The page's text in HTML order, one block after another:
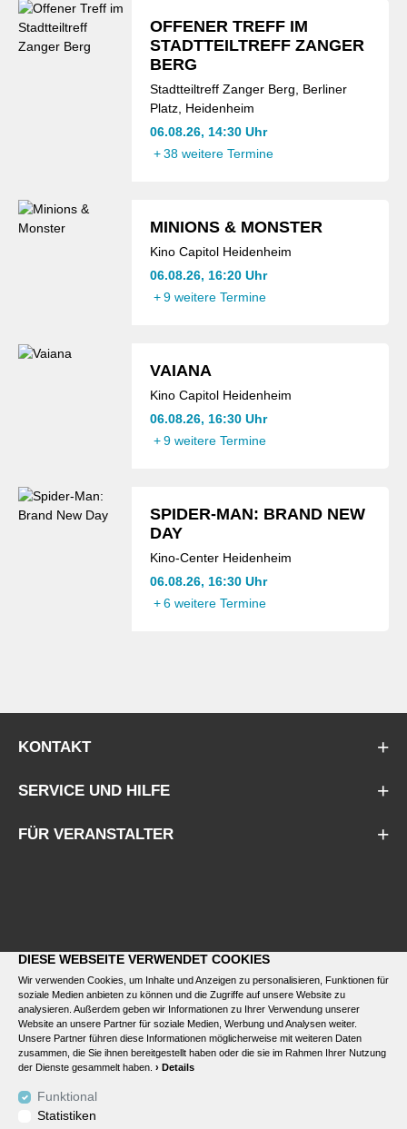
OFFENER TREFF IM
STADTTEILTREFF ZANGER
BERG
Stadtteiltreff Zanger Berg, Berliner
Platz, Heidenheim
06.08.26, 14:30 Uhr
+ 38 weitere Termine
MINIONS & MONSTER
Kino Capitol Heidenheim
06.08.26, 16:20 Uhr
+ 9 weitere Termine
VAIANA
Kino Capitol Heidenheim
06.08.26, 16:30 Uhr
+ 9 weitere Termine
SPIDER-MAN: BRAND NEW
DAY
Kino-Center Heidenheim
06.08.26, 16:30 Uhr
+ 6 weitere Termine
KONTAKT
SERVICE UND HILFE
FÜR VERANSTALTER
DIESE WEBSEITE VERWENDET COOKIES
Wir verwenden Cookies, um Inhalte und Anzeigen zu personalisieren, Funktionen für
soziale Medien anbieten zu können und die Zugriffe auf unsere Website zu
analysieren. Außerdem geben wir Informationen zu Ihrer Verwendung unserer
Website an unsere Partner für soziale Medien, Werbung und Analysen weiter.
Unsere Partner führen diese Informationen möglicherweise mit weiteren Daten
zusammen, die Sie ihnen bereitgestellt haben oder die sie im Rahmen Ihrer Nutzung
der Dienste gesammelt haben. › Details
Funktional
Statistiken